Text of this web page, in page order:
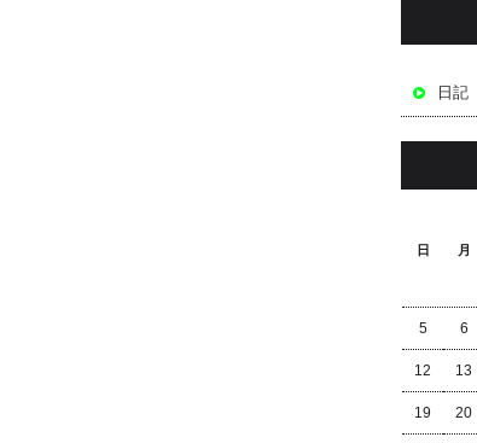
日記
日 月
5 6
12 13
19 20